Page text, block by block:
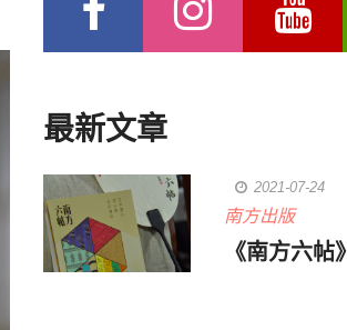
最新文章
2021-07-24
南方出版
《南方六帖》